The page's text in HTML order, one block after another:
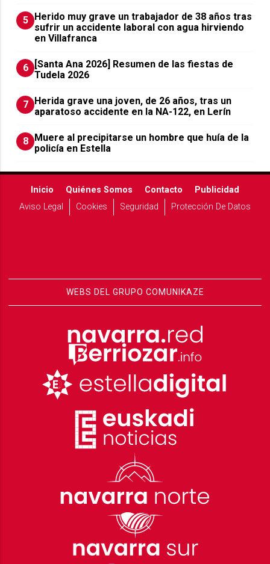
5
Herido muy grave un trabajador de 38 años tras
sufrir un accidente laboral con agua hirviendo
en Villafranca
6
[Santa Ana 2026] Resumen de las fiestas de
Tudela 2026
7
Herida grave una joven, de 26 años, tras un
aparatoso accidente en la NA-122, en Lerín
8
Muere al precipitarse un hombre que huía de la
policía en Estella
Inicio Quiénes Somos Contacto
Publicidad
Aviso Legal
Cookies Seguridad Protección De Datos
WEBS DEL GRUPO COMUNIKAZE